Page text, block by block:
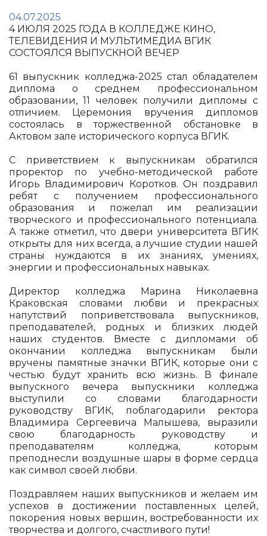
04.07.2025
4 ИЮЛЯ 2025 ГОДА В КОЛЛЕДЖЕ КИНО,
ТЕЛЕВИДЕНИЯ И МУЛЬТИМЕДИА ВГИК
СОСТОЯЛСЯ ВЫПУСКНОЙ ВЕЧЕР
61 выпускник колледжа-2025 стал обладателем
диплома о среднем профессиональном
образовании, 11 человек получили дипломы с
отличием. Церемония вручения дипломов
состоялась в торжественной обстановке в
Актовом зале исторического корпуса ВГИК.
С приветствием к выпускникам обратился
проректор по учебно-методической работе
Игорь Владимирович Коротков. Он поздравил
ребят с получением профессионального
образования и пожелал им реализации
творческого и профессионального потенциала.
А также отметил, что двери университета ВГИК
открыты для них всегда, а лучшие студии нашей
страны нуждаются в их знаниях, умениях,
энергии и профессиональных навыках.
Директор колледжа Марина Николаевна
Краковская словами любви и прекрасных
напутствий поприветствовала выпускников,
преподавателей, родных и близких людей
наших студентов. Вместе с дипломами об
окончании колледжа выпускникам были
вручены памятные значки ВГИК, которые они с
честью будут хранить всю жизнь. В финале
выпускного вечера выпускники колледжа
выступили со словами благодарности
руководству ВГИК, поблагодарили ректора
Владимира Сергеевича Малышева, выразили
свою благодарность руководству и
преподавателям колледжа, которым
преподнесли воздушные шары в форме сердца
как символ своей любви.
Поздравляем наших выпускников и желаем им
успехов в достижении поставленных целей,
покорения новых вершин, востребованности их
творчества и долгого, счастливого пути!